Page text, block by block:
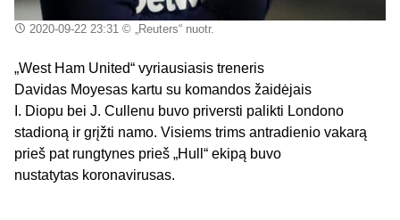
2020-09-22 23:31© „Reuters“ nuotr.
„West Ham United“ vyriausiasis treneris
Davidas Moyesas kartu su komandos žaidėjais
I. Diopu bei J. Cullenu buvo priversti palikti Londono
stadioną ir grįžti namo. Visiems trims antradienio vakarą
prieš pat rungtynes prieš „Hull “ ekipą buvo
nustatytas koronavirusas.